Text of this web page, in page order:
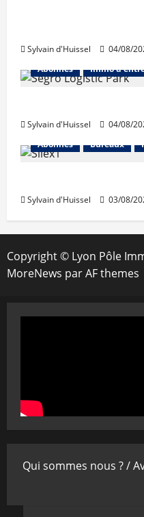
Sylvain d'Huissel
04/08/
Abonnés
Immo
Sylvain d'Huissel
04/08/
Abonnés
Bureaux
Sylvain d'Huissel 03/08/
Copyright © Lyon Pôle
MoreNews par AF themes
Qui sommes nous ? /